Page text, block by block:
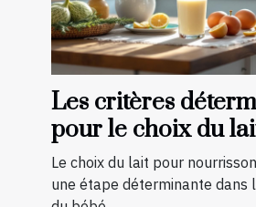
Les critères
pour le choix du
nourrissons
Le choix du lait pour
une étape déterminante dans